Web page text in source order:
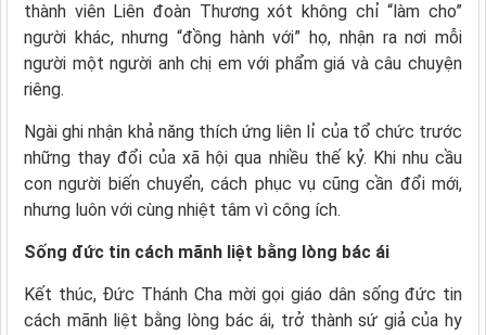
thành viên Liên đoàn Thương xót không chỉ “làm cho”
người khác, nhưng “đồng hành với” họ, nhận ra nơi mỗi
người một người anh chị em với phẩm giá và câu chuyện
riêng.
Ngài ghi nhận khả năng thích ứng liên lỉ của tổ chức trước
những thay đổi của xã hội qua nhiều thế kỷ. Khi nhu cầu
con người biến chuyển, cách phục vụ cũng cần đổi mới,
nhưng luôn với cùng nhiệt tâm vì công ích.
Sống đức tin cách mãnh liệt bằng lòng bác ái
Kết thúc, Đức Thánh Cha mời gọi giáo dân sống đức tin
cách mãnh liệt bằng lòng bác ái, trở thành sứ giả của hy